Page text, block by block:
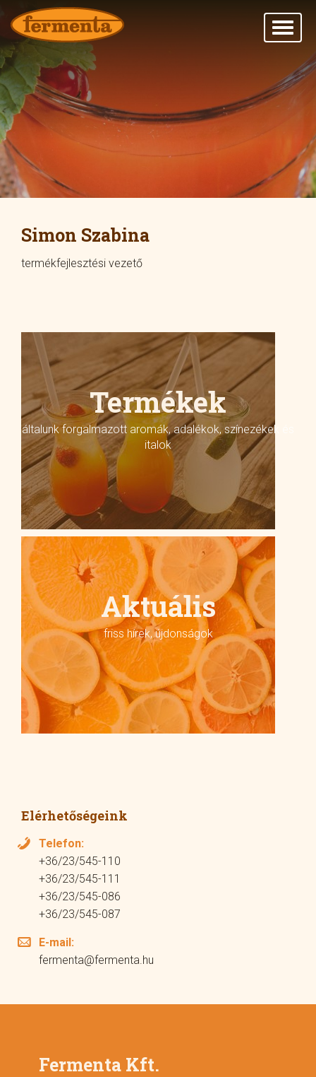
Simon Szabina
termékfejlesztési vezető
Termékek
általunk forgalmazott aromák, adalékok, színezékek és
italok
Aktuális
friss hírek, újdonságok
Elérhetőségeink
Telefon:
+36/23/545-110
+36/23/545-111
+36/23/545-086
+36/23/545-087
E-mail:
fermenta@fermenta.hu
Fermenta Kft.